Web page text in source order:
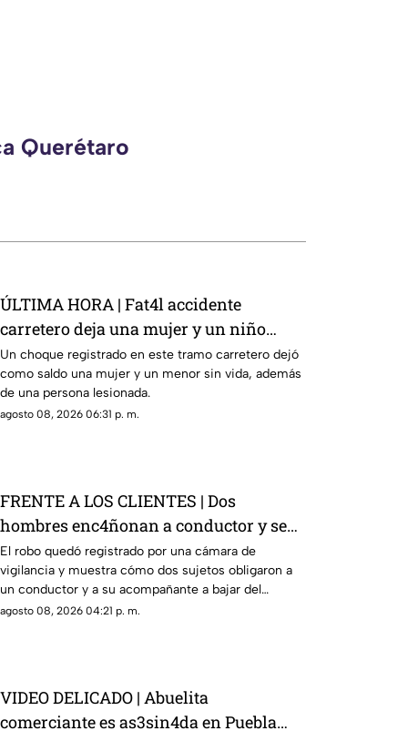
Querétaro
ÚLTIMA HORA | Fat4l accidente
carretero deja una mujer y un niño
mu3rtos en San Juan del Río
Un choque registrado en este tramo carretero dejó
como saldo una mujer y un menor sin vida, además
de una persona lesionada.
agosto 08, 2026 06:31 p. m.
FRENTE A LOS CLIENTES | Dos
hombres enc4ñonan a conductor y se
llevan su camioneta
El robo quedó registrado por una cámara de
vigilancia y muestra cómo dos sujetos obligaron a
un conductor y a su acompañante a bajar del
vehículo.
agosto 08, 2026 04:21 p. m.
VIDEO DELICADO | Abuelita
comerciante es as3sin4da en Puebla